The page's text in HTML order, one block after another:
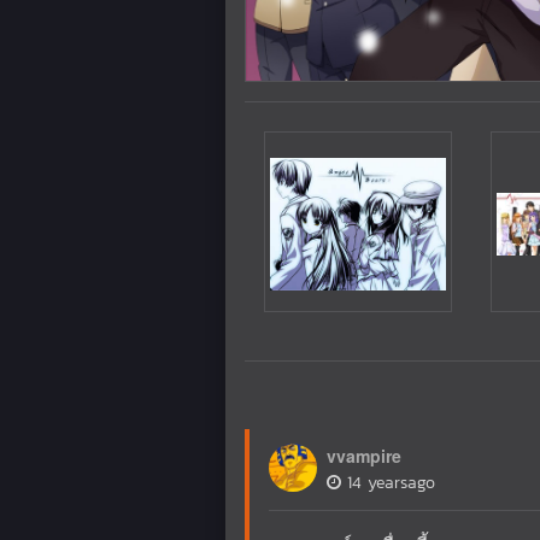
vvampire
14 yearsago